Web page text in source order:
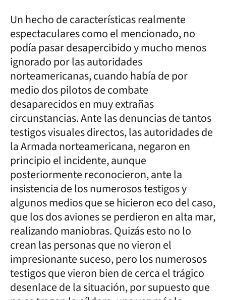
Un hecho de características realmente
espectaculares como el mencionado, no
podía pasar desapercibido y mucho menos
ignorado por las autoridades
norteamericanas, cuando había de por
medio dos pilotos de combate
desaparecidos en muy extrañas
circunstancias. Ante las denuncias de tantos
testigos visuales directos, las autoridades de
la Armada norteamericana, negaron en
principio el incidente, aunque
posteriormente reconocieron, ante la
insistencia de los numerosos testigos y
algunos medios que se hicieron eco del caso,
que los dos aviones se perdieron en alta mar,
realizando maniobras. Quizás esto no lo
crean las personas que no vieron el
impresionante suceso, pero los numerosos
testigos que vieron bien de cerca el trágico
desenlace de la situación, por supuesto que